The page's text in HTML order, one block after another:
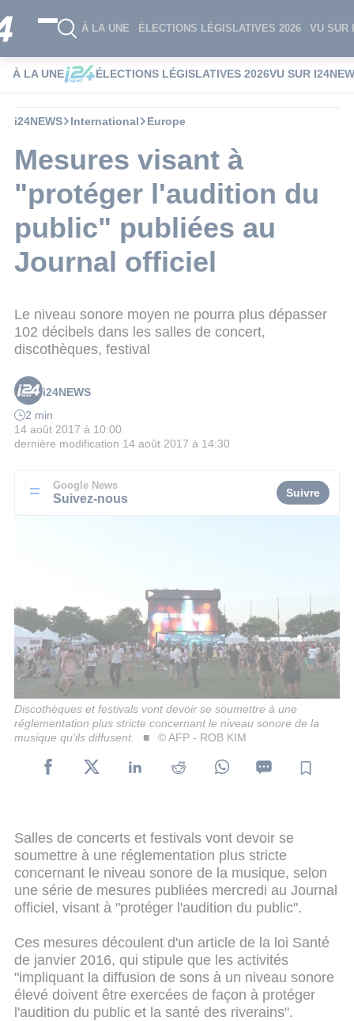
À LA UNE ÉLECTIONS LÉGISLATIVES 2026 VU SUR
À LA UNE ÉLECTIONS LÉGISLATIVES 2026VU SUR
i24NEWS International Europe
Mesures visant à
"protéger l'audition du
public" publiées au
Journal officiel
Le niveau sonore moyen ne pourra plus dépasser
102 décibels dans les salles de concert,
discothèques, festival
i24NEWS
2 min
14 août 2017 à 10:00
dernière modification 14 août 2017 à 14:30
Google News
Suivez-nous Suivre
Discothèques et festivals vont devoir se soumettre à une
réglementation plus stricte concernant le niveau sonore de la
musique qu'ils diffusent.
© AFP - ROB KIM
Salles de concerts et festivals vont devoir se
soumettre à une réglementation plus stricte
concernant le niveau sonore de la musique, selon
une série de mesures publiées mercredi au Journal
officiel, visant à "protéger l'audition du public".
Ces mesures découlent d'un article de la loi Santé
de janvier 2016, qui stipule que les activités
"impliquant la diffusion de sons à un niveau sonore
élevé doivent être exercées de façon à protéger
l'audition du public et la santé des riverains".